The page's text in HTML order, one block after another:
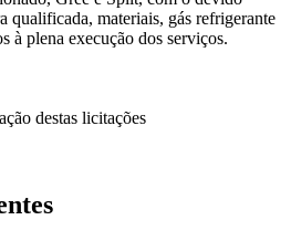
qualificada, materiais, gás refrigerante
à plena execução dos serviços.
destas licitações